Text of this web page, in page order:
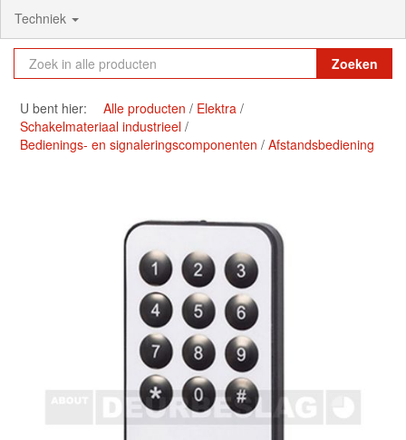
Techniek
Zoeken
U bent hier: Alle producten
Elektra
Schakelmateriaal industrieel
Bedienings- en signaleringscomponenten
Afstandsbediening